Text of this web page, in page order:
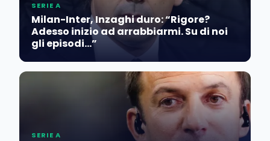
SERIE A
Milan-Inter, Inzaghi duro: “Rigore?
Adesso inizio ad arrabbiarmi. Su di noi
gli episodi…”
SERIE A